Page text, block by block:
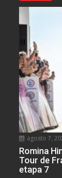
agosto 7,
Romina
Tour de
etapa 7